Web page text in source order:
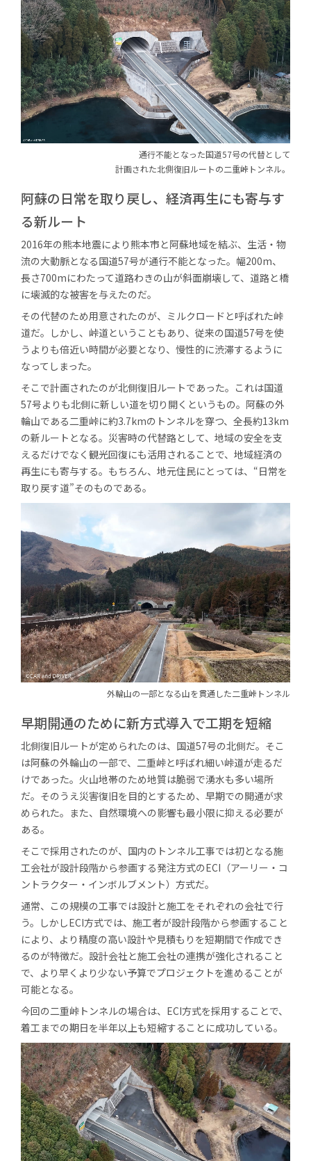
通行不能となった国道57号の代替として
計画された北側復旧ルートの二重峠トンネル。
阿蘇の日常を取り戻し、 経済再生にも寄与す
る新ルート
2016年の熊本地震により熊本市と阿蘇地域を結ぶ、生活・物
流の大動脈となる国道57号が通行不能となった。幅200m、
長さ700mにわたって道路わきの山が斜面崩壊して、道路と橋
に壊滅的な被害を与えたのだ。
その代替のため用意されたのが、ミルクロードと呼ばれた峠
道だ。しかし、峠道ということもあり、従来の国道57号を使
うよりも倍近い時間が必要となり、慢性的に渋滞するように
なってしまった。
そこで計画されたのが北側復旧ルートであった。これは国道
57号よりも北側に新しい道を切り開くというもの。阿蘇の外
輪山である二重峠に約3.7kmのトンネルを穿つ、全長約13km
の新ルートとなる。災害時の代替路として、地域の安全を支
えるだけでなく観光回復にも活用されることで、地域経済の
再生にも寄与する。もちろん、地元住民にとっては、“日常を
取り戻す道”そのものである。
外輪山の一部となる山を貫通した二重峠トンネル
早期開通のために新方式導入で工期を短縮
北側復旧ルートが定められたのは、国道57号の北側だ。そこ
は阿蘇の外輪山の一部で、二重峠と呼ばれ細い峠道が走るだ
けであった。火山地帯のため地質は脆弱で湧水も多い場所
だ。そのうえ災害復旧を目的とするため、早期での開通が求
められた。また、自然環境への影響も最小限に抑える必要が
ある。
そこで採用されたのが、国内のトンネル工事では初となる施
工会社が設計段階から参画する発注方式のECI（アーリー・コ
ントラクター・インボルブメント）方式だ。
通常、この規模の工事では設計と施工をそれぞれの会社で行
う。しかしECI方式では、施工者が設計段階から参画すること
により、より精度の高い設計や見積もりを短期間で作成でき
るのが特徴だ。設計会社と施工会社の連携が強化されること
で、より早くより少ない予算でプロジェクトを進めることが
可能となる。
今回の二重峠トンネルの場合は、ECI方式を採用することで、
着工までの期日を半年以上も短縮することに成功している。